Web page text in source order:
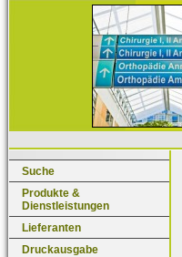
Suche
Produkte &
Dienstleistungen
Lieferanten
Druckausgabe